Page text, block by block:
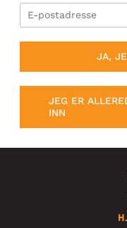
JA,
JEG ER
INN